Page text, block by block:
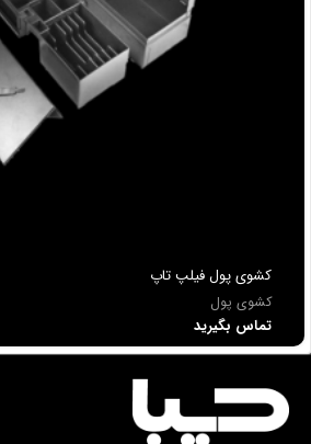
کشوی پول فیلپ تاپ
کشوی پول
تماس بگیرید